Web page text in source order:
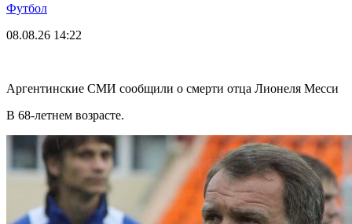
Футбол
08.08.26 14:22
Аргентинские СМИ сообщили о смерти отца Лионеля Месси
В 68-летнем возрасте.